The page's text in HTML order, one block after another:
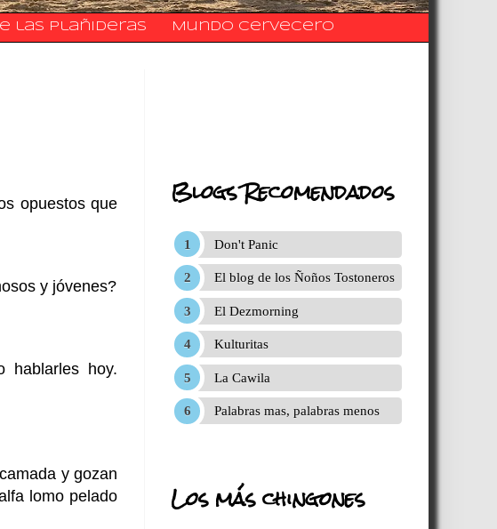
las Plañideras Mundo Cervecero
opuestos que
y jóvenes?
hablarles hoy.
y gozan
lomo pelado
Blogs Recomendados
Don't Panic
El blog de los Ñoños Tostoneros
El Dezmorning
Kulturitas
La Cawila
Palabras mas, palabras menos
Los más chingones